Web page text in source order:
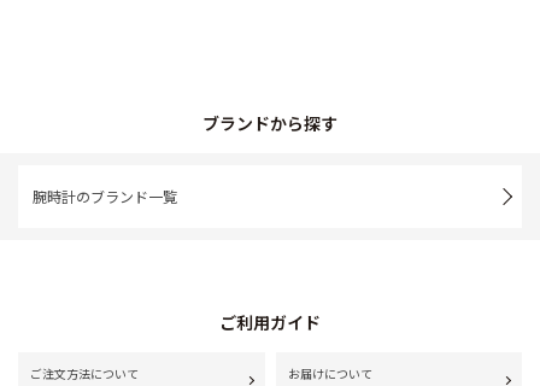
ブランドから探す
腕時計のブランド一覧
ご利用ガイド
ご注文方法について お届けについて